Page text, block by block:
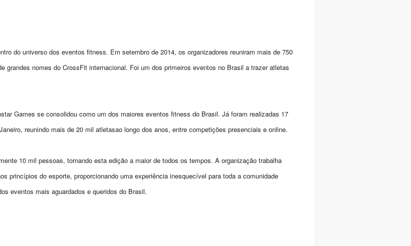
do universo dos eventos fitness. Em setembro de 2014, os organizadores reuniram mais de 750
grandes nomes do CrossFit internacional. Foi um dos primeiros eventos no Brasil a trazer atletas
Games se consolidou como um dos maiores eventos fitness do Brasil. Já foram realizadas 17
reunindo mais de 20 mil atletasao longo dos anos, entre competições presenciais e online.
10 mil pessoas, tornando esta edição a maior de todos os tempos. A organização trabalha
princípios do esporte, proporcionando uma experiência inesquecível para toda a comunidade
eventos mais aguardados e queridos do Brasil.